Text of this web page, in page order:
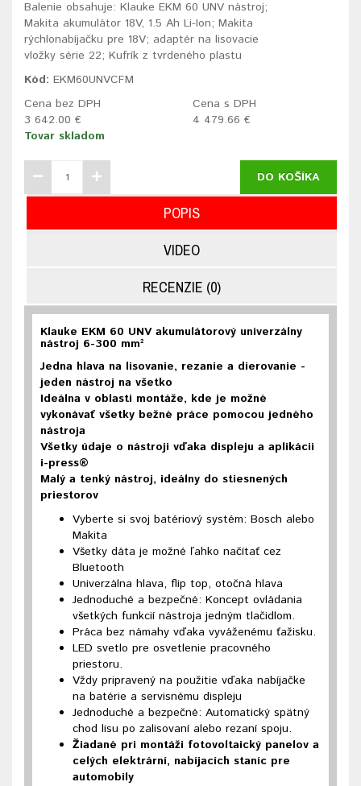
Balenie obsahuje: Klauke EKM 60 UNV nástroj;
Makita akumulátor 18V, 1.5 Ah Li-Ion; Makita
rýchlonabíjačku pre 18V; adaptér na lisovacie
vložky série 22; Kufrík z tvrdeného plastu
Kód: EKM60UNVCFM
Cena bez DPH
3 642.00 €
Cena s DPH
4 479.66 €
Tovar skladom
DO KOŠÍKA
POPIS
VIDEO
RECENZIE (0)
Klauke EKM 60 UNV akumulátorový univerzálny
nástroj 6-300 mm²
Jedna hlava na lisovanie, rezanie a dierovanie -
jeden nástroj na všetko
Ideálna v oblasti montáže, kde je možné
vykonávať všetky bežné práce pomocou jedného
nástroja
Všetky údaje o nástroji vďaka displeju a aplikácii
i-press®
Malý a tenký nástroj, ideálny do stiesnených
priestorov
Vyberte si svoj batériový systém: Bosch alebo
Makita
Všetky dáta je možné ľahko načítať cez
Bluetooth
Univerzálna hlava, flip top, otočná hlava
Jednoduché a bezpečné: Koncept ovládania
všetkých funkcií nástroja jedným tlačidlom.
Práca bez námahy vďaka vyváženému ťažisku.
LED svetlo pre osvetlenie pracovného
priestoru.
Vždy pripravený na použitie vďaka nabíjačke
na batérie a servisnému displeju
Jednoduché a bezpečné: Automatický spätný
chod lisu po zalisovaní alebo rezaní spoju.
Žiadané pri montáži fotovoltaický panelov a
celých elektrární, nabíjacích staníc pre
automobily